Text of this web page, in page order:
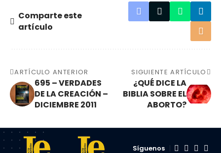
Comparte este
artículo
ARTÍCULO ANTERIOR
695 – VERDADES
DE LA CREACIÓN –
DICIEMBRE 2011
SIGUIENTE ARTÍCULO
¿QUÉ DICE LA
BIBLIA SOBRE EL
ABORTO?
Síguenos